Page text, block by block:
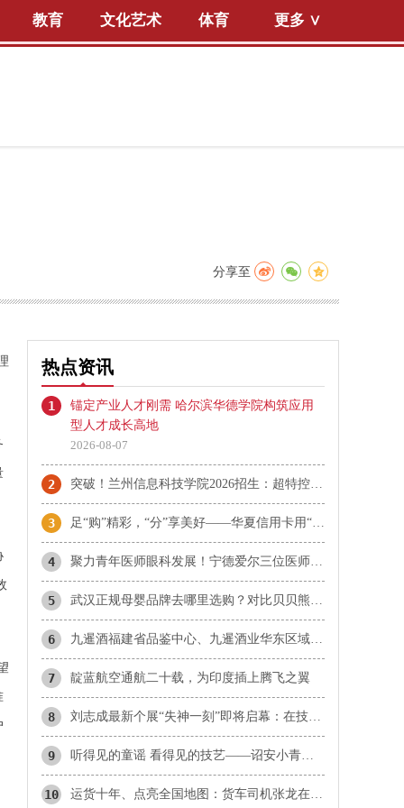
教育 文化艺术 体育 更多 ∨
分享至
热点资讯
1
锚定产业人才刚需 哈尔滨华德学院构筑应用
型人才成长高地
2026-08-07
2 突破！兰州信息科技学院2026招生：超特控线录取13人！
3 足“购”精彩，“分”享美好——华夏信用卡用“惠民”点亮夏日消费
4 ​聚力青年医师眼科发展！宁德爱尔三位医师当选市眼科青年学组成员
5 武汉正规母婴品牌去哪里选购？对比贝贝熊、爱婴坊、乐婴等本地品牌与孩子王
6 九暹酒福建省品鉴中心、九暹酒业华东区域福建省办事处：御隆艺术馆
7 靛蓝航空通航二十载，为印度插上腾飞之翼
8 刘志成最新个展“失神一刻”即将启幕：在技术理性时代，重新唤醒感知的诗意
9 听得见的童谣 看得见的技艺——诏安小青梅童声合唱团首登国家大剧院
10 运货十年、点亮全国地图：货车司机张龙在雪山草原听见生活的回响